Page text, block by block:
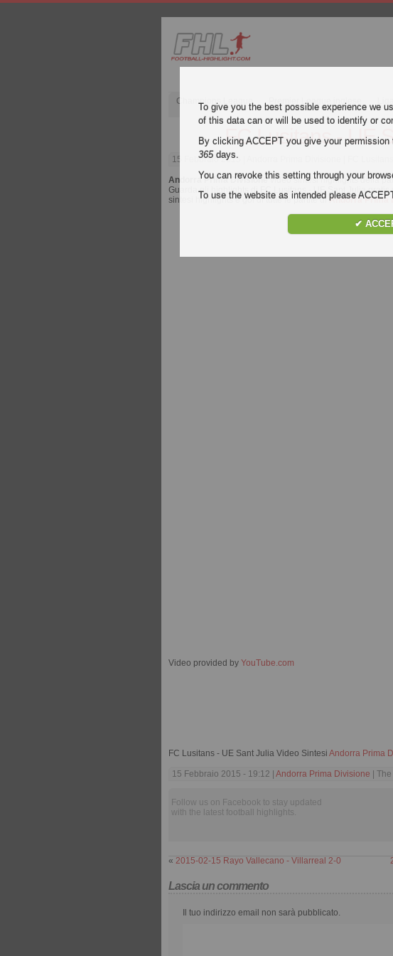
Champions League Premier League inglese
FC Lusitans - UE
15 Febbraio 2015
Andorra Prima Divisionevideo sintesi highlights della
Guarda gli highlights di FC Lusitans - UE Sant Julia gratis
sintesi highlights e gol di tutte le partite di Andorra Prima
Video provided by YouTube.com
FC Lusitans - UE Sant Julia Video Sintesi Andorra Prima
15 Febbraio 2015 - 19:12 | Andorra Prima Divisione |
Follow us on Facebook to stay updated
with the latest football highlights.
« 2015-02-15 Rayo Vallecano - Villarreal 2-0
Lascia un commento
Il tuo indirizzo email non sarà pubblicato.
To give you the best possible experience we
of this data can or will be used to identify or
By clicking ACCEPT you give your
365days.
You can revoke this setting through your
To use the website as intended please
✔